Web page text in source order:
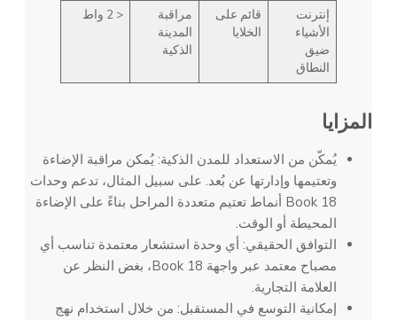
إنترنت
الأشياء
ضيق
النطاق
قائم على
الخلايا
مراقبة
المدينة
الذكية
< 2 واط
المزايا
يُمكّن من الاستعداد للمدن الذكية: يُمكن مراقبة الإضاءة
وتعتيمها وإدارتها عن بُعد. على سبيل المثال، تدعم وحدات
Book 18 أنماط تعتيم متعددة المراحل بناءً على الإضاءة
المحيطة أو الوقت.
التوافق الحقيقي: أي وحدة استشعار معتمدة تناسب أي
مصباح معتمد عبر واجهة Book 18، بغض النظر عن
العلامة التجارية.
إمكانية التوسع في المستقبل: من خلال استخدام نهج